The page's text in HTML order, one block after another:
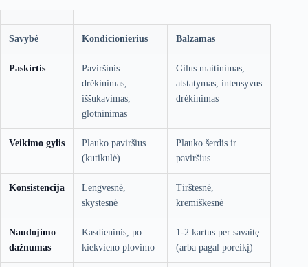
Savybė Kondicionierius Balzamas
Paskirtis
Paviršinis
drėkinimas,
iššukavimas,
glotninimas
Gilus maitinimas,
atstatymas, intensyvus
drėkinimas
Veikimo gylis
Plauko paviršius
(kutikulė)
Plauko šerdis ir
paviršius
Konsistencija
Lengvesnė,
skystesnė
Tirštesnė,
kremiškesnė
Naudojimo
dažnumas
Kasdieninis, po
kiekvieno plovimo
1-2 kartus per savaitę
(arba pagal poreikį)